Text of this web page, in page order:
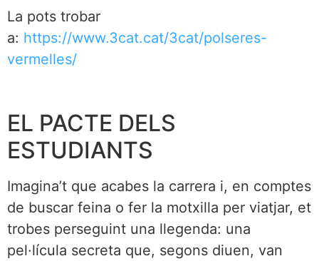
La pots trobar
a: https://www.3cat.cat/3cat/polseres-
vermelles/
EL PACTE DELS
ESTUDIANTS
Imagina’t que acabes la carrera i, en comptes
de buscar feina o fer la motxilla per viatjar, et
trobes perseguint una llegenda: una
pel·lícula secreta que, segons diuen, van